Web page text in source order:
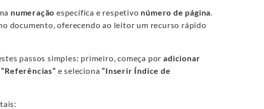
numeração específica e respetivo número de página.
documento, oferecendo ao leitor um recurso rápido
passos simples: primeiro, começa poradicionar
“Referências” e seleciona“Inserir Índice de